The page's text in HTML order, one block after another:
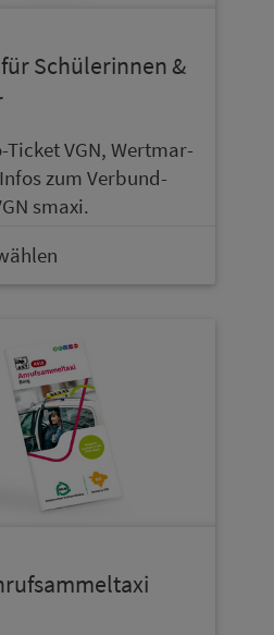
Schülerinnen &
Ticket VGN, Wert­mar­
zum Ver­bund­
smaxi.